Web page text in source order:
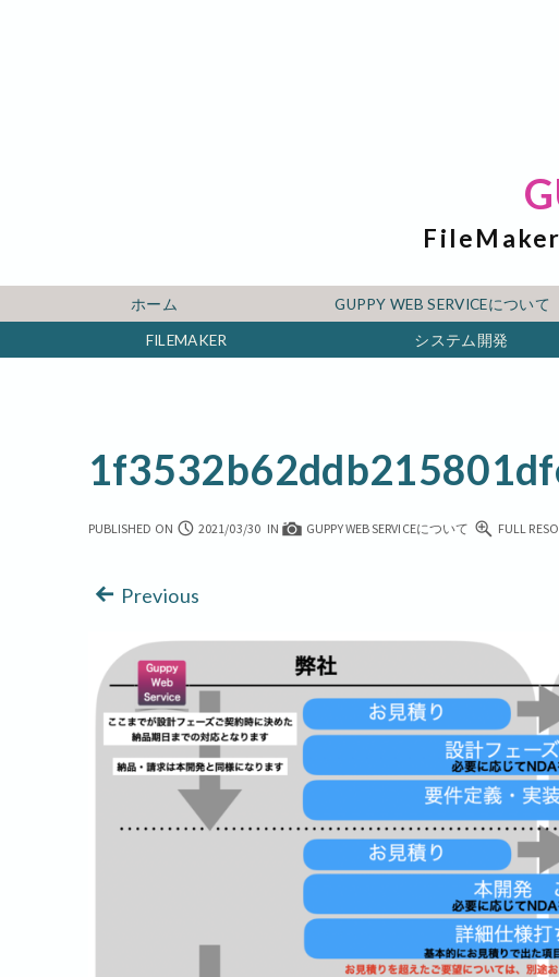
ホーム GUPPY WEB SERVICEについて
FILEMAKER システム開発
PUBLISHED ON 2021/03/30 IN GUPPY WEB SERVICEについて FULL
Previous